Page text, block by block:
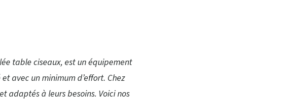
table ciseaux, est un équipement
avec un minimum d’effort. Chez
adaptés à leurs besoins. Voici nos